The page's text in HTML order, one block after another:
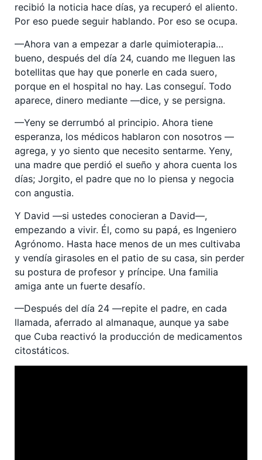
recibió la noticia hace días, ya recuperó el aliento.
Por eso puede seguir hablando. Por eso se ocupa.
—Ahora van a empezar a darle quimioterapia…
bueno, después del día 24, cuando me lleguen las
botellitas que hay que ponerle en cada suero,
porque en el hospital no hay. Las conseguí. Todo
aparece, dinero mediante —dice, y se persigna.
—Yeny se derrumbó al principio. Ahora tiene
esperanza, los médicos hablaron con nosotros —
agrega, y yo siento que necesito sentarme. Yeny,
una madre que perdió el sueño y ahora cuenta los
días; Jorgito, el padre que no lo piensa y negocia
con angustia.
Y David —si ustedes conocieran a David—,
empezando a vivir. Él, como su papá, es Ingeniero
Agrónomo. Hasta hace menos de un mes cultivaba
y vendía girasoles en el patio de su casa, sin perder
su postura de profesor y príncipe. Una familia
amiga ante un fuerte desafío.
—Después del día 24 —repite el padre, en cada
llamada, aferrado al almanaque, aunque ya sabe
que Cuba reactivó la producción de medicamentos
citostáticos.